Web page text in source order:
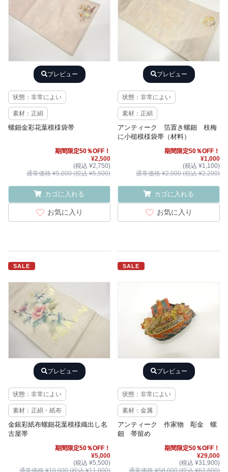
プレビュー
状態：非常によい
素材：正絹
螺鈿金彩花葉模様袋帯
期間限定50％OFF！
¥2,500
(税込 ¥2,750)
通常価格 ¥5,000 (税込 ¥5,500)
カゴに入れる
お気に入り
プレビュー
状態：非常によい
素材：正絹
アンティーク 箔置き螺鈿 枝梅
に小槌模様袋帯（材料）
期間限定50％OFF！
¥1,000
(税込 ¥1,100)
通常価格 ¥2,000 (税込 ¥2,200)
カゴに入れる
お気に入り
SALE
プレビュー
状態：非常によい
素材：正絹・紙布
金銀彩紙布螺鈿花葉模様織出し名
古屋帯
期間限定50％OFF！
¥5,000
(税込 ¥5,500)
SALE
プレビュー
状態：非常によい
素材：金属
アンティーク 作家物 彫金 螺
鈿 帯留め
期間限定50％OFF！
¥29,000
(税込 ¥31,900)